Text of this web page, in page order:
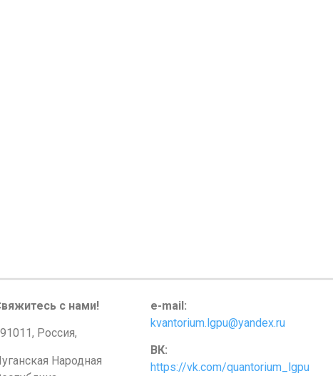
с нами!
Россия,
Народная
e-mail:
kvantorium.lgpu@yandex.ru
ВК:
https://vk.com/quantorium_lgpu